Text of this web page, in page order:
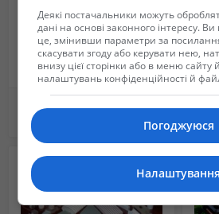
Не указана 6
Деякі постачальники можуть
дані на основі законного інтересу.
це, змінивши параметри за
скасувати згоду або керувати нею,
внизу цієї сторінки або в меню сайту
налаштувань конфіденційності й
Погоджуюся
Налаштування